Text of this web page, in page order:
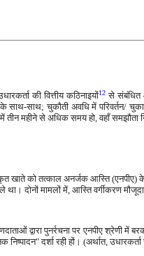
की वित्तीय कठिनाइयों12 से संबंधित
साथ-साथ; चुकौती अवधि में परिवर्तन/
तीन महीने से अधिक समय हो, वहाँ समझौता
खाते को तत्काल अनर्जक आस्ति
था। दोनों मामलों में, आस्ति वर्गीकरण
द्वारा पुनर्रचना पर एनपीए श्रेणी में
निष्पादन" दर्शा रही हों। (अर्थात,